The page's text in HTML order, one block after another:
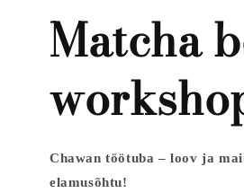
Matcha
Chawan töötuba – loov ja
elamusõhtu!